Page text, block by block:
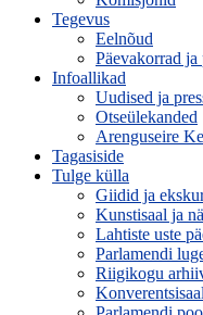
Tegevus
Eelnõud
Päevakorrad
Infoallikad
Uudised ja
Otseülekanded
Arenguseire
Tagasiside
Tulge külla
Giidid ja
Kunstisaal ja
Lahtiste uste
Parlamendi
Riigikogu